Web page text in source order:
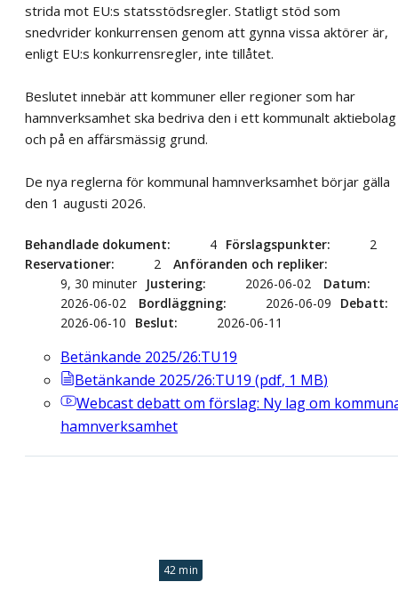
strida mot EU:s statsstödsregler. Statligt stöd som
snedvrider konkurrensen genom att gynna vissa aktörer är,
enligt EU:s konkurrensregler, inte tillåtet.
Beslutet innebär att kommuner eller regioner som har
hamnverksamhet ska bedriva den i ett kommunalt aktiebolag
och på en affärsmässig grund.
De nya reglerna för kommunal hamnverksamhet börjar gälla
den 1 augusti 2026.
Behandlade dokument 4 Förslagspunkter
2
Reservationer
2
Anföranden och repliker
9, 30 minuter
Justering 2026-06-02
Datum
2026-06-02
Bordläggning 2026-06-09
Debatt
2026-06-10
Beslut 2026-06-11
Betänkande 2025/26:TU19
Betänkande 2025/26:TU19 (pdf, 1 MB)
Webcastdebatt om förslag: Ny lag om
hamnverksamhet
42 min